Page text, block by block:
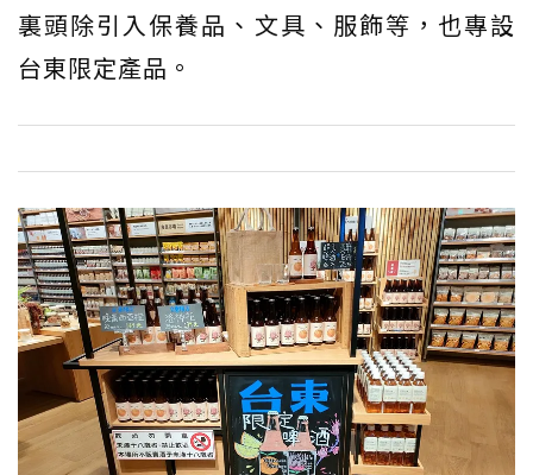
裏頭除引入保養品、文具、服飾等，也專設
台東限定產品。